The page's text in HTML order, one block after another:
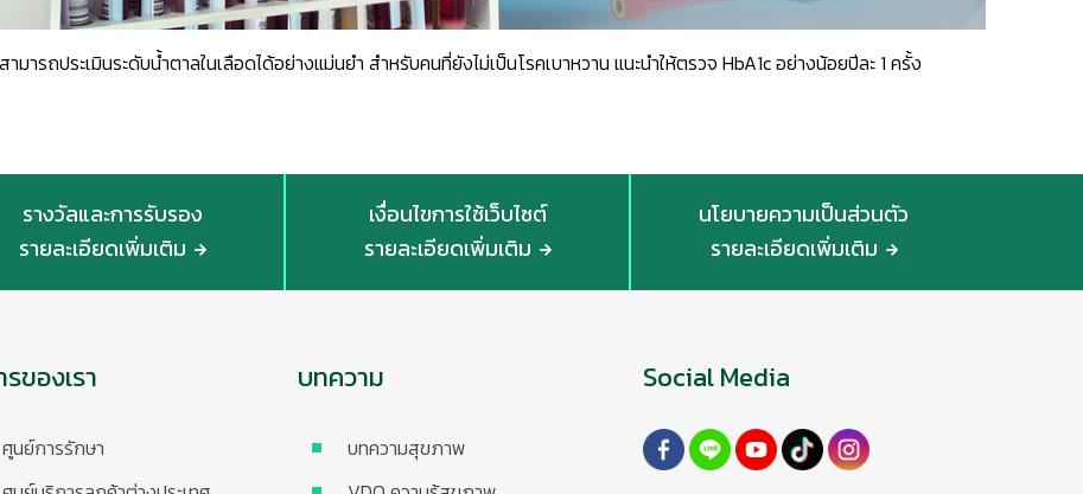
รถประเมินระดับน้ำตาลในเลือดได้อย่างแม่นยำ สำหรับคนที่ยังไม่เป็นโรคเบาหวาน แนะนำให้ตรวจ HbA1c อย่างน้อยปีละ 1 ครั้ง
รางวัลและการรับรอง
รายละเอียดเพิ่มเติม
เงื่อนไขการใช้เว็บไซต์
รายละเอียดเพิ่มเติม
นโยบายความเป็นส่วนตัว
รายละเอียดเพิ่มเติม
ของเรา
ศูนย์การรักษา
บทความ
บทความสุขภาพ
Social Media